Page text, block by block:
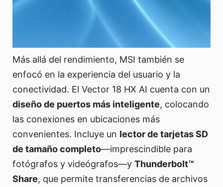
Más allá del rendimiento, MSI también se
enfocó en la experiencia del usuario y la
conectividad. El Vector 18 HX AI cuenta con un
diseño de puertos más inteligente, colocando
las conexiones en ubicaciones más
convenientes. Incluye un lector de tarjetas SD
de tamaño completo—imprescindible para
fotógrafos y videógrafos—y Thunderbolt™
Share, que permite transferencias de archivos